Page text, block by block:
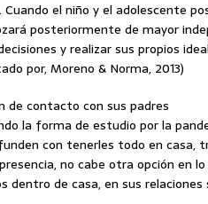
el niño y el adolescente
posteriormente de mayor
y realizar sus propios
por, Moreno & Norma, 2013)
de contacto con sus padres
la forma de estudio por la
con tenerles todo en casa,
no cabe otra opción en
dentro de casa, en sus relaciones